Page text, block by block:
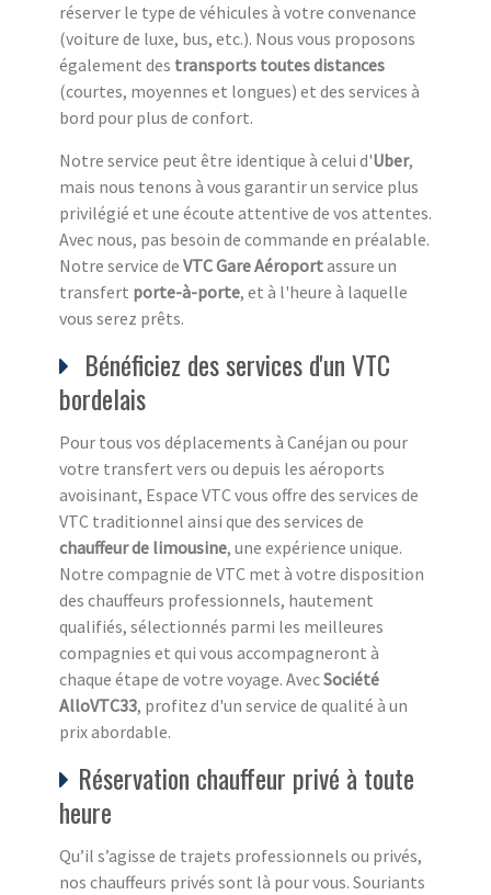
réserver le type de véhicules à votre convenance
(voiture de luxe, bus, etc.). Nous vous proposons
également des transports toutes distances
(courtes, moyennes et longues) et des services à
bord pour plus de confort.
Notre service peut être identique à celui d'Uber,
mais nous tenons à vous garantir un service plus
privilégié et une écoute attentive de vos attentes.
Avec nous, pas besoin de commande en préalable.
Notre service de VTC Gare Aéroportassure un
transfert porte-à-porte, et à l'heure à laquelle
vous serez prêts.
Bénéficiez des services d'un VTC
bordelais
Pour tous vos déplacements à Canéjan ou pour
votre transfert vers ou depuis les aéroports
avoisinant, Espace VTC vous offre des services de
VTC traditionnel ainsi que des services de
chauffeur de limousine, une expérience unique.
Notre compagnie de VTC met à votre disposition
des chauffeurs professionnels, hautement
qualifiés, sélectionnés parmi les meilleures
compagnies et qui vous accompagneront à
chaque étape de votre voyage. AvecSociété
AlloVTC33, profitez d'un service de qualité à un
prix abordable.
Réservation chauffeur privé à toute
heure
Qu’il s’agisse de trajets professionnels ou privés,
nos chauffeurs privés sont là pour vous. Souriants